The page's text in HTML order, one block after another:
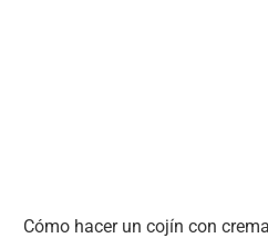
Cómo hacer un cojín con